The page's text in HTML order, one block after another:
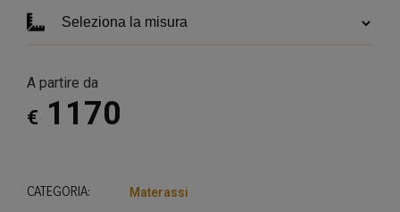
A partire da
€ 1170
CATEGORIA: Materassi